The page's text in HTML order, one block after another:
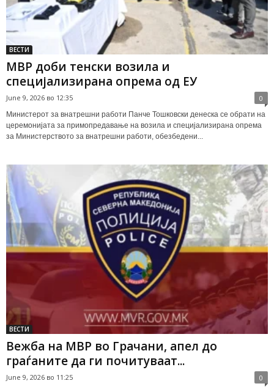
ВЕСТИ
МВР доби тенски возила и
специјализирана опрема од ЕУ
June 9, 2026 во 12:35 0
Министерот за внатрешни работи Панче Тошковски денеска се обрати на
церемонијата за примопредавање на возила и специјализирана опрема
за Министерството за внатрешни работи, обезбедени...
ВЕСТИ
Вежба на МВР во Грачани, апел до
граѓаните да ги почитуваат...
June 9, 2026 во 11:25 0